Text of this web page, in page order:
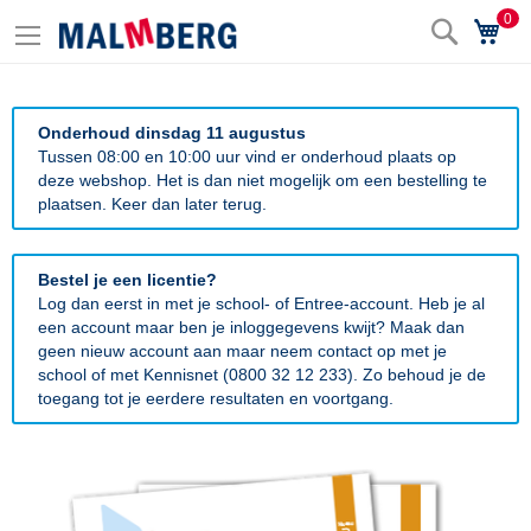
Zoek0
Onderhoud dinsdag 11 augustus
Tussen 08:00 en 10:00 uur vind er onderhoud plaats op
deze webshop. Het is dan niet mogelijk om een bestelling te
plaatsen. Keer dan later terug.
Bestel je een licentie?
Log dan eerst in met je school- of Entree-account. Heb je al
een account maar ben je inloggegevens kwijt? Maak dan
geen nieuw account aan maar neem contact op met je
school of met Kennisnet (0800 32 12 233). Zo behoud je de
toegang tot je eerdere resultaten en voortgang.